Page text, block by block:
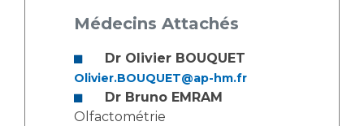
Médecins Attachés
Dr Olivier BOUQUET
Olivier.BOUQUET@ap-hm.fr
Dr Bruno EMRAM
Olfactométrie